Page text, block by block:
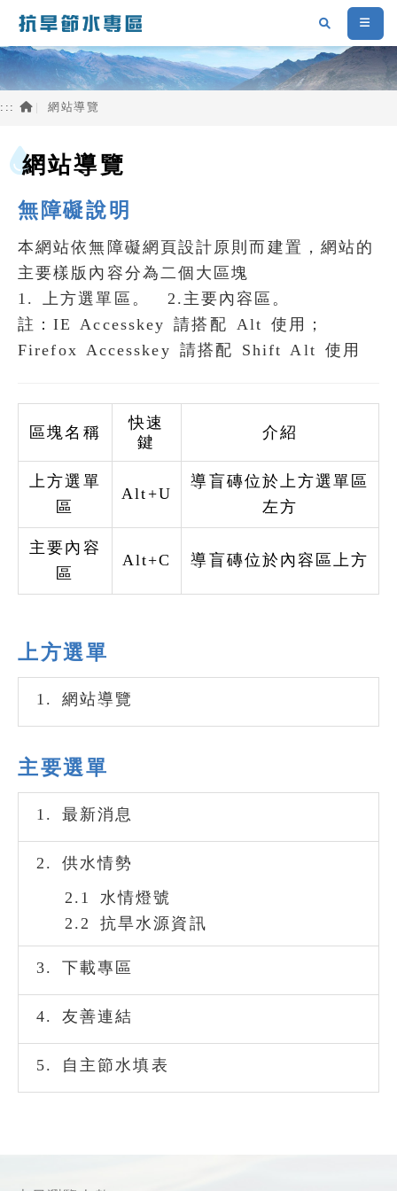
跳到主要內容區塊
搜尋
::: 首頁網站導覽
網站導覽
無障礙說明
本網站依無障礙網頁設計原則而建置，網站的
主要樣版內容分為二個大區塊
1. 上方選單區。 2.主要內容區。
註：IE Accesskey 請搭配 Alt 使用；
Firefox Accesskey 請搭配 Shift Alt 使用
區塊名稱
快速
鍵
介紹
上方選單
區
Alt+U
導盲磚位於上方選單區
左方
主要內容
區
Alt+C 導盲磚位於內容區上方
上方選單
1. 網站導覽
主要選單
1. 最新消息
2.
供水情勢
2.1
水情燈號
2.2
抗旱水源資訊
3. 下載專區
4. 友善連結
5. 自主節水填表